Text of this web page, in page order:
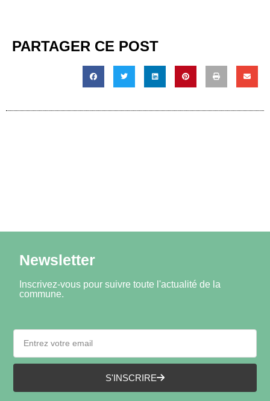
PARTAGER CE POST
Newsletter
Inscrivez-vous pour suivre toute l'actualité de la
commune.
S'INSCRIRE